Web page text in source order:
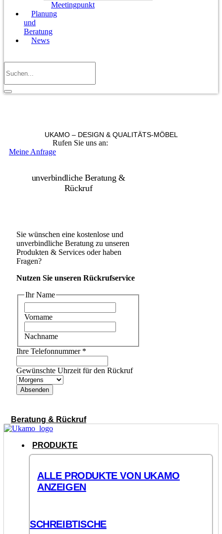
Meetingpunkt
Planung
und
Beratung
News
UKAMO – DESIGN & QUALITÄTS-MÖBEL
Rufen Sie uns an:
Meine Anfrage
unverbindliche Beratung &
Rückruf
Sie wünschen eine kostenlose und
unverbindliche Beratung zu unseren
Produkten & Services oder haben
Fragen?
Nutzen Sie unseren Rückrufservice
Ihr Name
Vorname
Nachname
Ihre Telefonnummer *
Gewünschte Uhrzeit für den Rückruf
Absenden
Beratung & Rückruf
PRODUKTE
ALLE PRODUKTE VON UKAMO
ANZEIGEN
SCHREIBTISCHE